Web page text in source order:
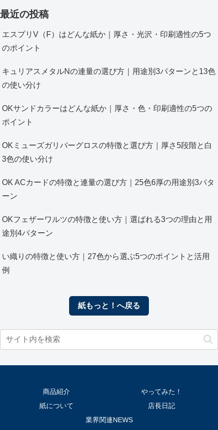
最近の投稿
エスプリV（F）はどんな紙か｜厚さ・光沢・印刷適性の5つ
のポイント
キュリアスメタルNの連量の選び方｜用途別3パターンと13色
の使い分け
OKサンドカラーはどんな紙か｜厚さ・色・印刷適性の5つの
ポイント
OKミューズガリバーグロスの特徴と選び方｜厚さ5段階と白
3色の使い分け
OK ACカードの特徴と連量の選び方｜25色6厚の用途別3パタ
ーン
OKフェザーワルツの特徴と使い方｜選ばれる3つの理由と用
途別4パターン
い織りの特徴と使い方｜27色から選ぶ5つのポイントと活用
例
紙もっと！へ戻る
商品紹介
やってみた！
紙について
店長日記
業界関連NEWS